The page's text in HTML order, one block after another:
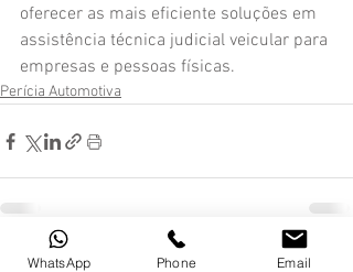
oferecer as mais eficiente soluções em
assistência técnica judicial veicular para
empresas e pessoas físicas.
Perícia Automotiva
WhatsApp Phone Email